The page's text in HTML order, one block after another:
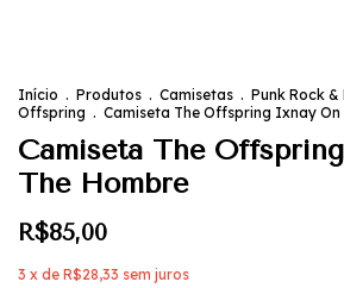
Início . Produtos . Camisetas . Punk Rock
Offspring . Camiseta The Offspring Ixnay On
Camiseta The
The Hombre
R$85,00
3 x de R$28,33 sem juros